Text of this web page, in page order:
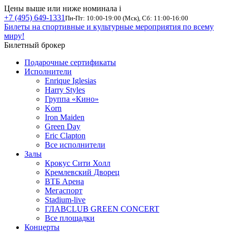
Цены выше или ниже номинала i
+7 (495) 649-1331 Пн-Пт: 10:00-19:00 (Мск), Сб: 11:00-16:00
Билеты на спортивные и культурные мероприятия по всему
миру!
Билетный брокер
Подарочные сертификаты
Исполнители
Enrique Iglesias
Harry Styles
Группа «Кино»
Korn
Iron Maiden
Green Day
Eric Clapton
Все исполнители
Залы
Крокус Сити Холл
Кремлевский Дворец
ВТБ Арена
Мегаспорт
Stadium-live
ГЛАВCLUB GREEN CONCERT
Все площадки
Концерты